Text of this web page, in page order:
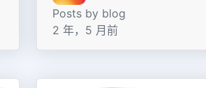
Posts by blog
2 年，5 月前